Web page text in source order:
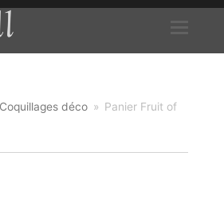
Coquillages déco » Panier Fruit of